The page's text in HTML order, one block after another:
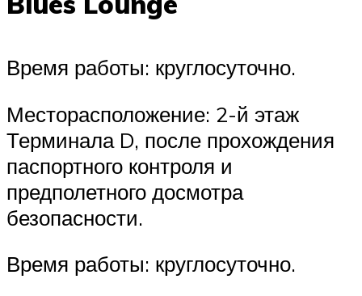
Время работы: круглосуточно.
Месторасположение: 2-й этаж
Терминала D, после прохождения
паспортного контроля и
предполетного досмотра
безопасности.
Время работы: круглосуточно.